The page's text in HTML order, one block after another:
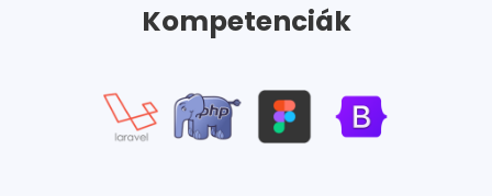
Kompetenciák